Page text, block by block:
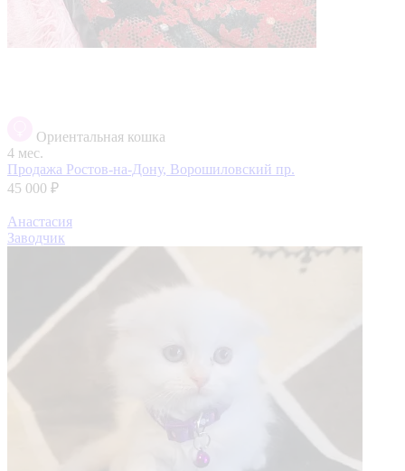
Ориентальная кошка
4 мес.
Продажа Ростов-на-Дону, Ворошиловский пр.
45 000 ₽
Анастасия
Заводчик